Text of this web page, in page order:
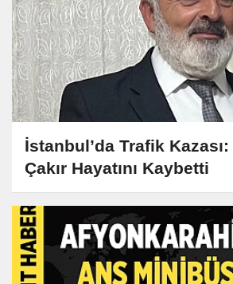
İstanbul’da Trafik
Çakır Hayatını Kaybetti